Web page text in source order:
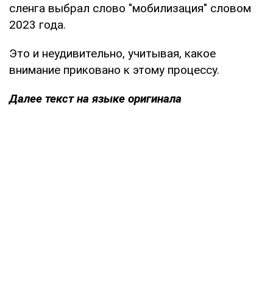
сленга выбрал слово "мобилизация" словом
2023 года.
Это и неудивительно, учитывая, какое
внимание приковано к этому процессу.
Далее текст на языке оригинала